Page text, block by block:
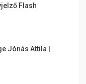
Flash
Jónás Attila |